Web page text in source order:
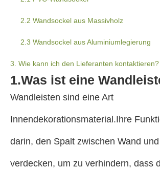
2.2 Wandsockel aus Massivholz
2.3 Wandsockel aus Aluminiumlegierung
3. Wie kann ich den Lieferanten kontaktieren?
1.Was ist eine
Wandleisten sind eine Art
Innendekorationsmaterial.Ihre
darin, den Spalt zwischen Wand
verdecken, um zu verhindern, dass